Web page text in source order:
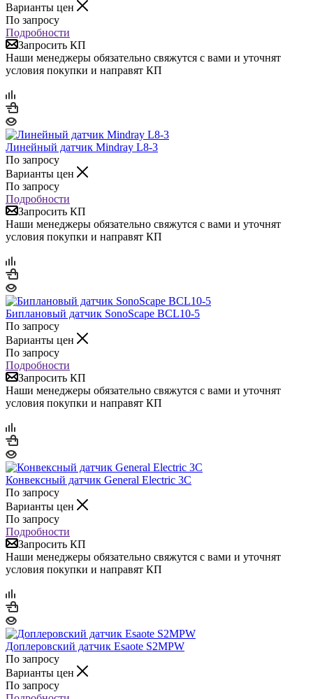
Варианты цен
По запросу
Подробности
Запросить КП
Наши менеджеры обязательно свяжутся с вами и уточнят
условия покупки и направят КП
Линейный датчик Mindray L8-3
По запросу
Варианты цен
По запросу
Подробности
Запросить КП
Наши менеджеры обязательно свяжутся с вами и уточнят
условия покупки и направят КП
Биплановый датчик SonoScape BCL10-5
По запросу
Варианты цен
По запросу
Подробности
Запросить КП
Наши менеджеры обязательно свяжутся с вами и уточнят
условия покупки и направят КП
Конвексный датчик General Electric 3C
По запросу
Варианты цен
По запросу
Подробности
Запросить КП
Наши менеджеры обязательно свяжутся с вами и уточнят
условия покупки и направят КП
Доплеровский датчик Esaote S2MPW
По запросу
Варианты цен
По запросу